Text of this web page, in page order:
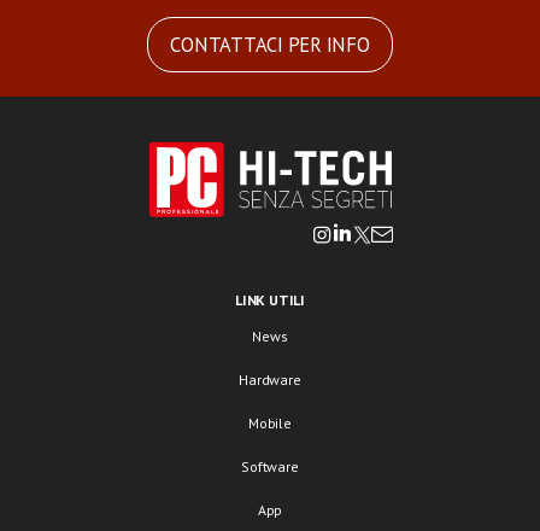
CONTATTACI PER INFO
LINK UTILI
News
Hardware
Mobile
Software
App